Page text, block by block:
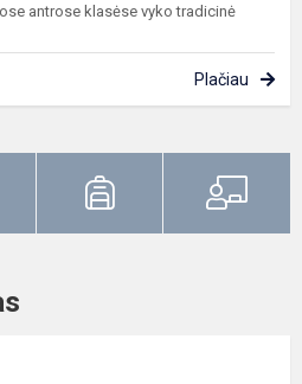
antrose klasėse vyko tradicinė
Plačiau